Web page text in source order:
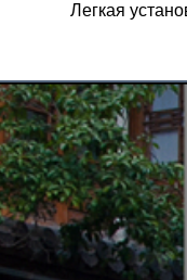
Легкая